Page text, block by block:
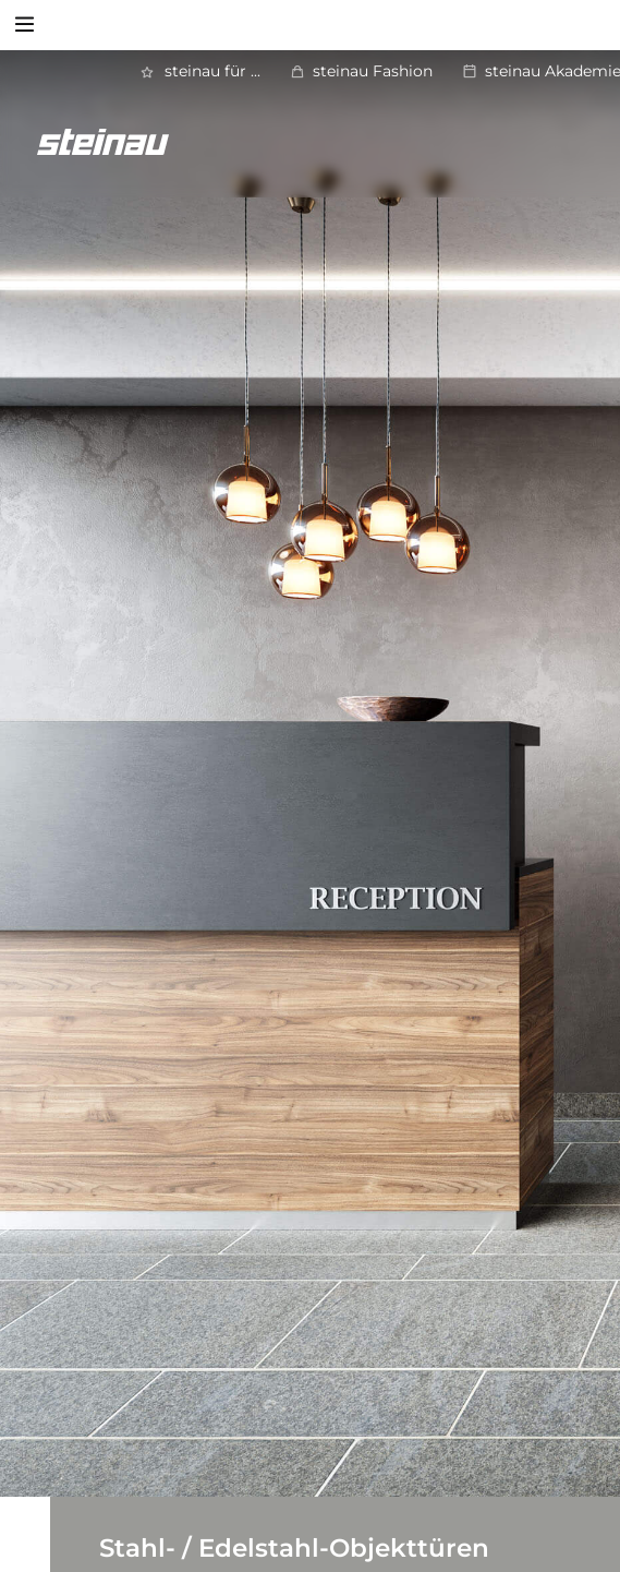
Türen und Zargen für den Objektbau
Zargen und Durchblickfenster
Baustellenschutztür
Multifunktionstüren
Stahl- und Edelstahltüren STS / STU
Funktionstüren für den Objektbau
Pendeltüren und Pendeltore
steinau für ... steinau Fashion steinau Akademie